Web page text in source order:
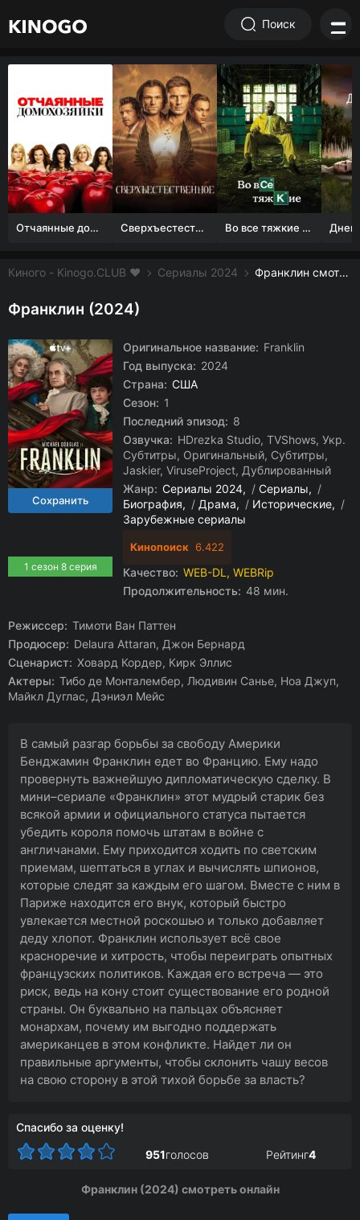
Поиск
Отчаянные домохозяйки (1 сезон) Сверхъестественное Во все тяжкие 1-5 сезон
Киного - Kinogo.CLUB ❤️ Сериалы 2024 Франклин смотреть онлайн бесплатно
Франклин (2024)
1 сезон 8 серия
Оригинальное название: Franklin
Год выпуска: 2024
Страна: США
Сезон: 1
Последний эпизод: 8
Озвучка: HDrezka Studio, TVShows, Укр.
Субтитры, Оригинальный, Субтитры,
Jaskier, ViruseProject, Дублированный
Жанр: Сериалы 2024 / Сериалы
/
Биография
/ Драма / Исторические
/
Зарубежные сериалы
Кинопоиск 6.422
Качество: WEB-DL, WEBRip
Продолжительность: 48 мин.
Режиссер: Тимоти Ван Паттен
Продюсер: Delaura Attaran, Джон Бернард
Сценарист: Ховард Кордер, Кирк Эллис
Актеры: Тибо де Монталембер, Людивин Санье, Ноа Джуп,
Майкл Дуглас, Дэниэл Мейс
В самый разгар борьбы за свободу Америки
Бенджамин Франклин едет во Францию. Ему надо
провернуть важнейшую дипломатическую сделку. В
мини–сериале «Франклин» этот мудрый старик без
всякой армии и официального статуса пытается
убедить короля помочь штатам в войне с
англичанами. Ему приходится ходить по светским
приемам, шептаться в углах и вычислять шпионов,
которые следят за каждым его шагом. Вместе с ним в
Париже находится его внук, который быстро
увлекается местной роскошью и только добавляет
деду хлопот. Франклин использует всё свое
красноречие и хитрость, чтобы переиграть опытных
французских политиков. Каждая его встреча — это
риск, ведь на кону стоит существование его родной
страны. Он буквально на пальцах объясняет
монархам, почему им выгодно поддержать
американцев в этом конфликте. Найдет ли он
правильные аргументы, чтобы склонить чашу весов
на свою сторону в этой тихой борьбе за власть?
Спасибо за оценку!
951голосов Рейтинг4
Франклин (2024) смотреть онлайн